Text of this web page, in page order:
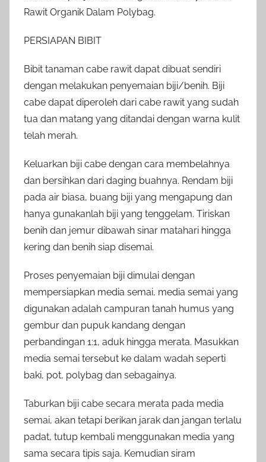
Rawit Organik Dalam Polybag.
PERSIAPAN BIBIT
Bibit tanaman cabe rawit dapat dibuat sendiri
dengan melakukan penyemaian biji/benih. Biji
cabe dapat diperoleh dari cabe rawit yang sudah
tua dan matang yang ditandai dengan warna kulit
telah merah.
Keluarkan biji cabe dengan cara membelahnya
dan bersihkan dari daging buahnya. Rendam biji
pada air biasa, buang biji yang mengapung dan
hanya gunakanlah biji yang tenggelam. Tiriskan
benih dan jemur dibawah sinar matahari hingga
kering dan benih siap disemai.
Proses penyemaian biji dimulai dengan
mempersiapkan media semai, media semai yang
digunakan adalah campuran tanah humus yang
gembur dan pupuk kandang dengan
perbandingan 1:1, aduk hingga merata. Masukkan
media semai tersebut ke dalam wadah seperti
baki, pot, polybag dan sebagainya.
Taburkan biji cabe secara merata pada media
semai, akan tetapi berikan jarak dan jangan terlalu
padat, tutup kembali menggunakan media yang
sama secara tipis saja. Kemudian siram